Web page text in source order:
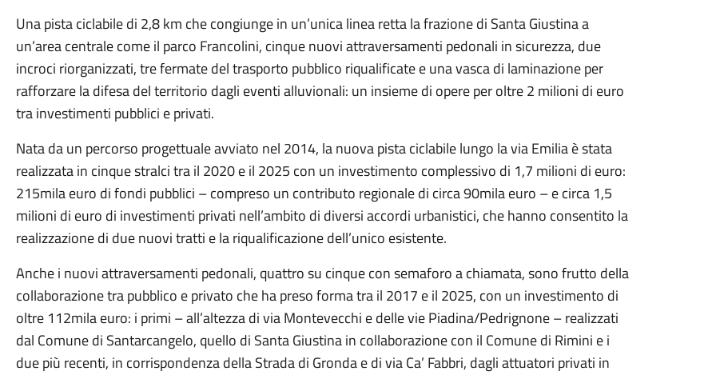
Una pista ciclabile di 2,8 km che congiunge in un’unica linea retta la frazione di Santa Giustina a
un’area centrale come il parco Francolini, cinque nuovi attraversamenti pedonali in sicurezza, due
incroci riorganizzati, tre fermate del trasporto pubblico riqualificate e una vasca di laminazione per
rafforzare la difesa del territorio dagli eventi alluvionali: un insieme di opere per oltre 2 milioni di euro
tra investimenti pubblici e privati.
Nata da un percorso progettuale avviato nel 2014, la nuova pista ciclabile lungo la via Emilia è stata
realizzata in cinque stralci tra il 2020 e il 2025 con un investimento complessivo di 1,7 milioni di euro:
215mila euro di fondi pubblici – compreso un contributo regionale di circa 90mila euro – e circa 1,5
milioni di euro di investimenti privati nell’ambito di diversi accordi urbanistici, che hanno consentito la
realizzazione di due nuovi tratti e la riqualificazione dell’unico esistente.
Anche i nuovi attraversamenti pedonali, quattro su cinque con semaforo a chiamata, sono frutto della
collaborazione tra pubblico e privato che ha preso forma tra il 2017 e il 2025, con un investimento di
oltre 112mila euro: i primi – all’altezza di via Montevecchi e delle vie Piadina/Pedrignone – realizzati
dal Comune di Santarcangelo, quello di Santa Giustina in collaborazione con il Comune di Rimini e i
due più recenti, in corrispondenza della Strada di Gronda e di via Ca’ Fabbri, dagli attuatori privati in